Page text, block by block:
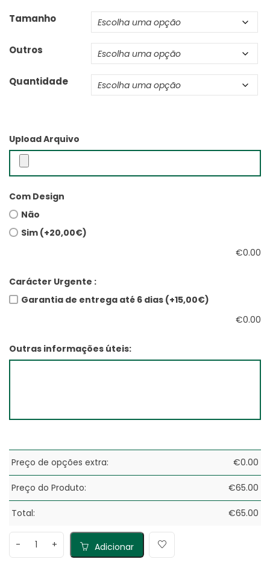
Tamanho
Outros
Quantidade
Upload Arquivo
Com Design
Não
Sim (+20,00€)
€0.00
Carácter Urgente :
Garantia de entrega até 6 dias (+15,00€)
€0.00
Outras informações úteis:
Preço de opções extra: €0.00
Preço do Produto: €65.00
Total: €65.00
Adicionar